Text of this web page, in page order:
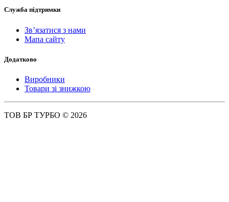
Служба підтримки
Зв’язатися з нами
Мапа сайту
Додатково
Виробники
Товари зі знижкою
ТОВ БР ТУРБО © 2026